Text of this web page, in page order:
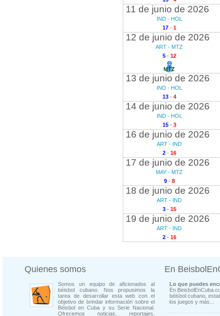
11 de junio de 2026
IND - HOL
17- 1
12 de junio de 2026
ART - MTZ
5- 12
MTZ
13 de junio de 2026
IND - HOL
13- 4
14 de junio de 2026
IND - HOL
15- 3
16 de junio de 2026
ART - IND
2- 16
17 de junio de 2026
MAY - MTZ
9- 8
18 de junio de 2026
ART - IND
3- 15
19 de junio de 2026
ART - IND
2- 16
Quienes somos
Somos un equipo de aficionados al
béisbol cubano. Nos propusimos la
tarea de desarrollar esta web con el
objetivo de brindar información sobre el
Béisbol en Cuba y su Serie Nacional.
Ofrecemos noticias, reportajes,
En
Lo que puedes
En
béisbol cubano,
los juegos y más...